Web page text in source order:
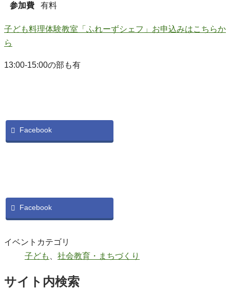
参加費
有料
子ども料理体験教室「ふれーずシェフ」お申込みはこちらか
ら
13:00-15:00の部も有
Facebook
Facebook
イベントカテゴリ
子ども
社会教育・まちづくり
サイト内検索